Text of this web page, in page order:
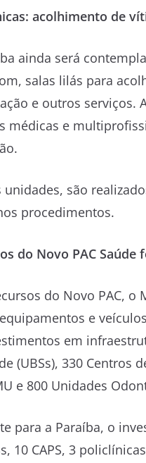
acolhimento de
ainda será
salas lilás para
e outros serviços.
médicas e
unidades, são
procedimentos.
do Novo PAC Saúde
do Novo PAC,
e
em
(UBSs), 330 Centros
e 800 Unidades
para a Paraíba, o
10 CAPS, 3